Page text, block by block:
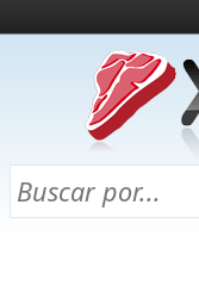
¿Qué es esto?
Directorio
Chuletas para exámenes